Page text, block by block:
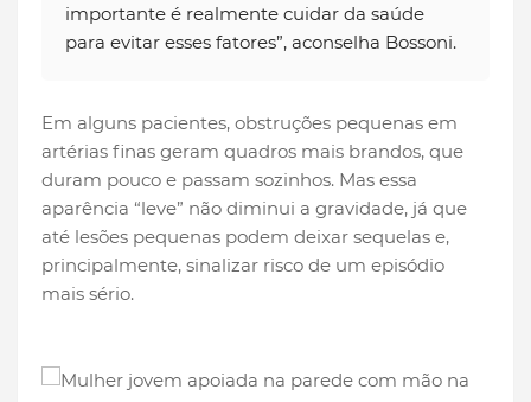
importante é realmente cuidar da saúde
para evitar esses fatores”, aconselha Bossoni.
Em alguns pacientes, obstruções pequenas em
artérias finas geram quadros mais brandos, que
duram pouco e passam sozinhos. Mas essa
aparência “leve” não diminui a gravidade, já que
até lesões pequenas podem deixar sequelas e,
principalmente, sinalizar risco de um episódio
mais sério.